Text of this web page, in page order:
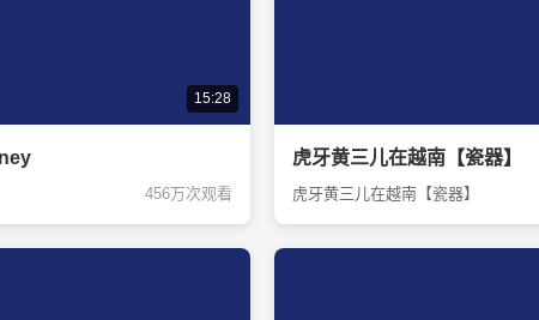
15:28
456万次观看
虎牙黄三儿在越南【瓷器】
虎牙黄三儿在越南【瓷器】